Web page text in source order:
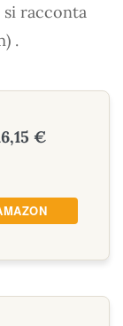
si racconta
.
€